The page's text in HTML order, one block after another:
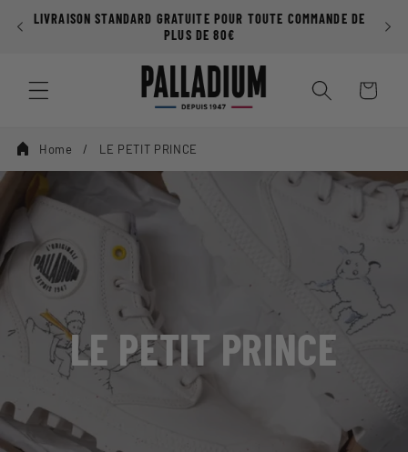
passer au
contenu
LIVRAISON STANDARD GRATUITE POUR TOUTE COMMANDE DE
PLUS DE 80€
Panier
Home LE PETIT PRINCE
LE PETIT PRINCE